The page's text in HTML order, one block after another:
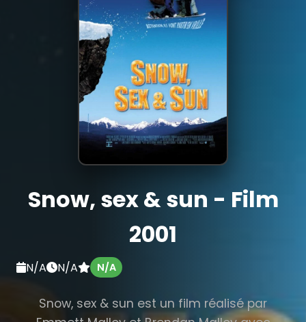
Snow, sex & sun - Film
2001
N/A N/A N/A
Snow, sex & sun est un film réalisé par